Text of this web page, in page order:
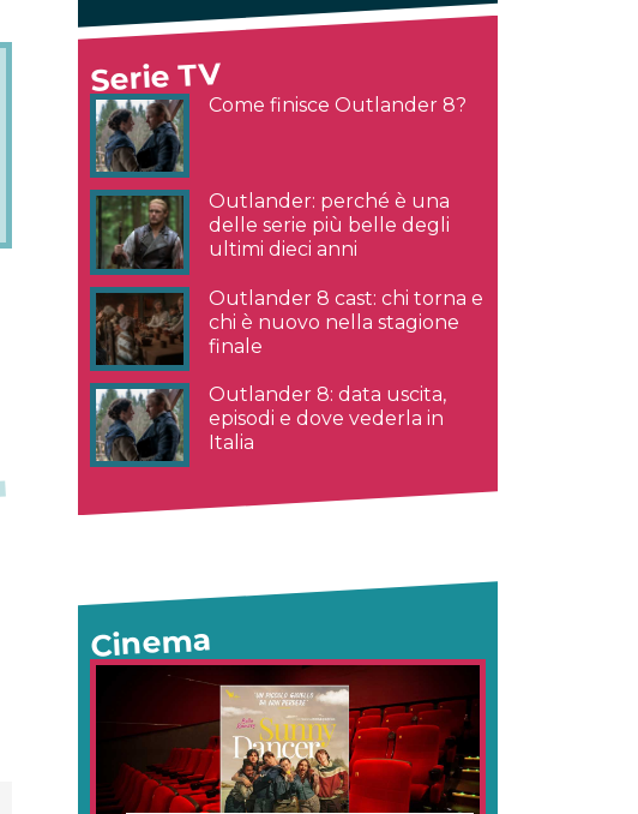
Serie TV
Come finisce Outlander 8?
Outlander: perché è una
delle serie più belle degli
ultimi dieci anni
Outlander 8 cast: chi torna e
chi è nuovo nella stagione
finale
Outlander 8: data uscita,
episodi e dove vederla in
Italia
Cinema